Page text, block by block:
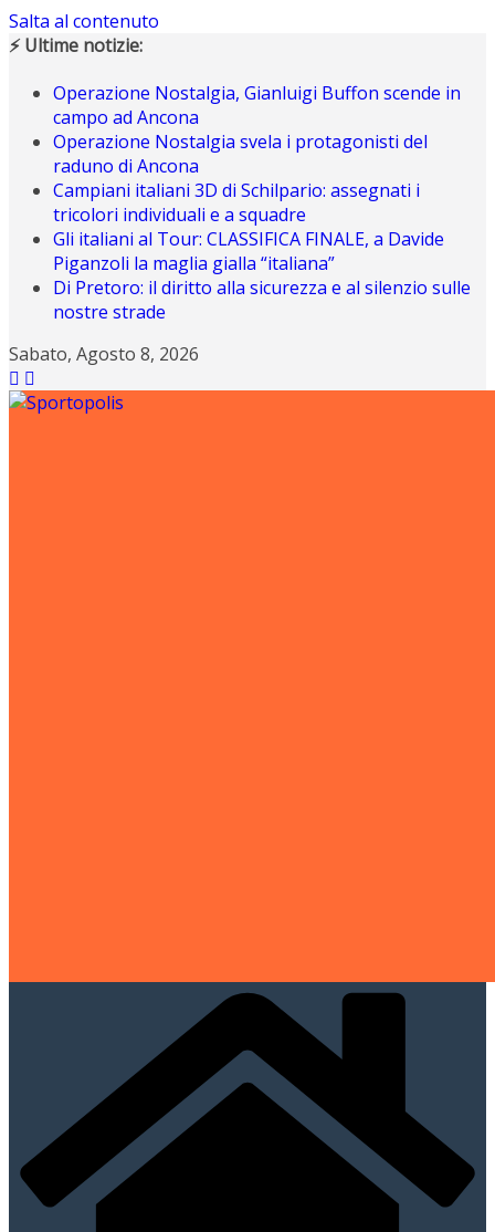
Salta al contenuto
⚡ Ultime notizie:
Operazione Nostalgia, Gianluigi Buffon scende in
campo ad Ancona
Operazione Nostalgia svela i protagonisti del
raduno di Ancona
Campiani italiani 3D di Schilpario: assegnati i
tricolori individuali e a squadre
Gli italiani al Tour: CLASSIFICA FINALE, a Davide
Piganzoli la maglia gialla “italiana”
Di Pretoro: il diritto alla sicurezza e al silenzio sulle
nostre strade
Sabato, Agosto 8, 2026